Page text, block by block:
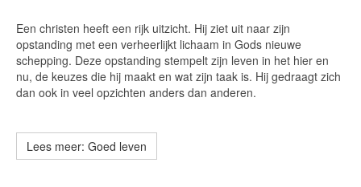
Een christen heeft een rijk uitzicht. Hij ziet uit naar zijn
opstanding met een verheerlijkt lichaam in Gods nieuwe
schepping. Deze opstanding stempelt zijn leven in het hier en
nu, de keuzes die hij maakt en wat zijn taak is. Hij gedraagt zich
dan ook in veel opzichten anders dan anderen.
Lees meer: Goed leven